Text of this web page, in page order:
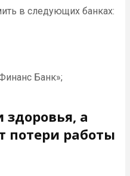
в следующих банках:
Банк»;
а
потери работы